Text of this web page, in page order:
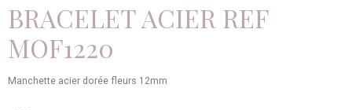
BRACELET ACIER REF
MOF1220
Manchette acier dorée fleurs 12mm